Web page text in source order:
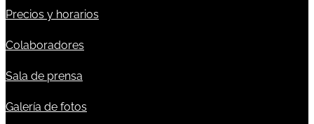
Precios y horarios
Colaboradores
Sala de prensa
Galería de fotos